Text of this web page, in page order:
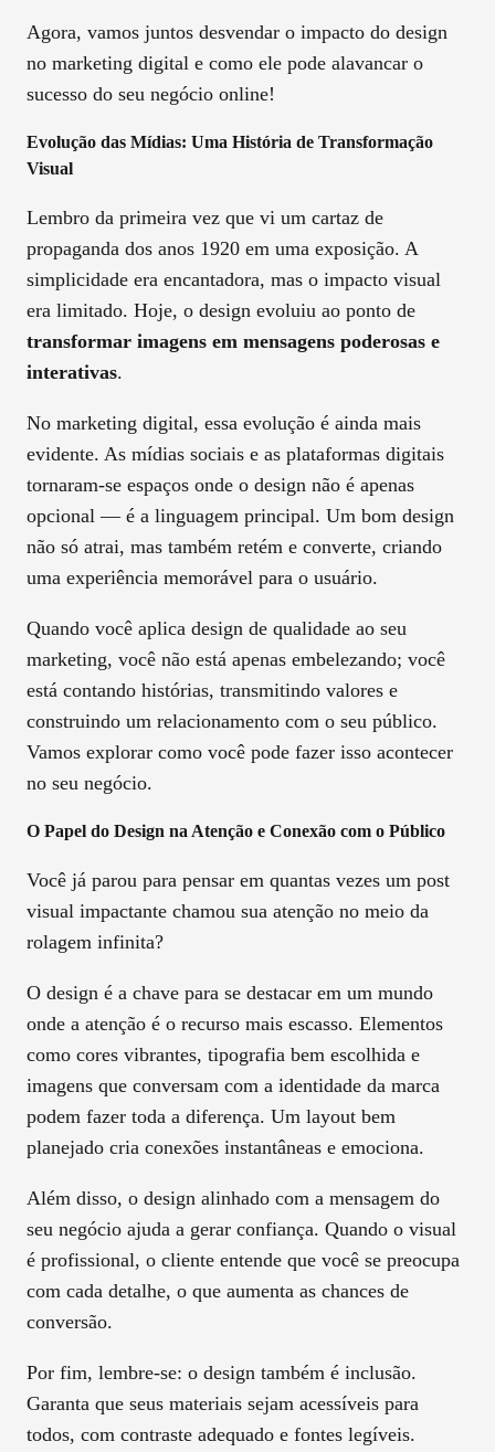
Agora, vamos juntos desvendar o impacto do design
no marketing digital e como ele pode alavancar o
sucesso do seu negócio online!
Evolução das Mídias: Uma História de Transformação
Visual
Lembro da primeira vez que vi um cartaz de
propaganda dos anos 1920 em uma exposição. A
simplicidade era encantadora, mas o impacto visual
era limitado. Hoje, o design evoluiu ao ponto de
transformar imagens em mensagens poderosas e
interativas.
No marketing digital, essa evolução é ainda mais
evidente. As mídias sociais e as plataformas digitais
tornaram-se espaços onde o design não é apenas
opcional — é a linguagem principal. Um bom design
não só atrai, mas também retém e converte, criando
uma experiência memorável para o usuário.
Quando você aplica design de qualidade ao seu
marketing, você não está apenas embelezando; você
está contando histórias, transmitindo valores e
construindo um relacionamento com o seu público.
Vamos explorar como você pode fazer isso acontecer
no seu negócio.
O Papel do Design na Atenção e Conexão com o Público
Você já parou para pensar em quantas vezes um post
visual impactante chamou sua atenção no meio da
rolagem infinita?
O design é a chave para se destacar em um mundo
onde a atenção é o recurso mais escasso. Elementos
como cores vibrantes, tipografia bem escolhida e
imagens que conversam com a identidade da marca
podem fazer toda a diferença. Um layout bem
planejado cria conexões instantâneas e emociona.
Além disso, o design alinhado com a mensagem do
seu negócio ajuda a gerar confiança. Quando o visual
é profissional, o cliente entende que você se preocupa
com cada detalhe, o que aumenta as chances de
conversão.
Por fim, lembre-se: o design também é inclusão.
Garanta que seus materiais sejam acessíveis para
todos, com contraste adequado e fontes legíveis.